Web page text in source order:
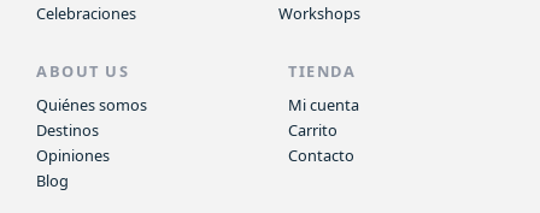
Celebraciones
Workshops
ABOUT US
Quiénes somos
Destinos
Opiniones
Blog
TIENDA
Mi cuenta
Carrito
Contacto